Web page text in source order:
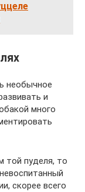
необычное
и
много
той пуделя, то
скорее всего